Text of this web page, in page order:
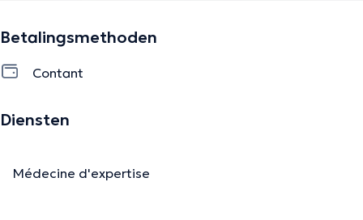
Betalingsmethoden
Contant
Diensten
Médecine d'expertise